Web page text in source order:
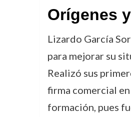
Orígenes
Lizardo García
para mejorar su
Realizó sus
firma comercial
formación, pues